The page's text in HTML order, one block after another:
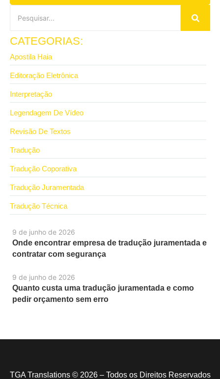
9 de junho de 2026
Onde encontrar empresa de tradução juramentada e
contratar com segurança
9 de junho de 2026
Quanto custa uma tradução juramentada e como
pedir orçamento sem erro
CATEGORIAS:
Apostila Haia
Editoração Eletrônica
Interpretação
Legendagem De Vídeo
Revisão De Textos
Tradução
Tradução Coporativa
Tradução Juramentada
Tradução Técnica
TGA Translations © 2026 – Todos os Direitos Reservados